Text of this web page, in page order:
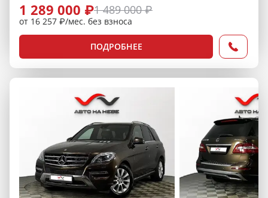
1 289 000 ₽1 489 000 ₽
от 16 257 ₽/мес. без взноса
ПОДРОБНЕЕ